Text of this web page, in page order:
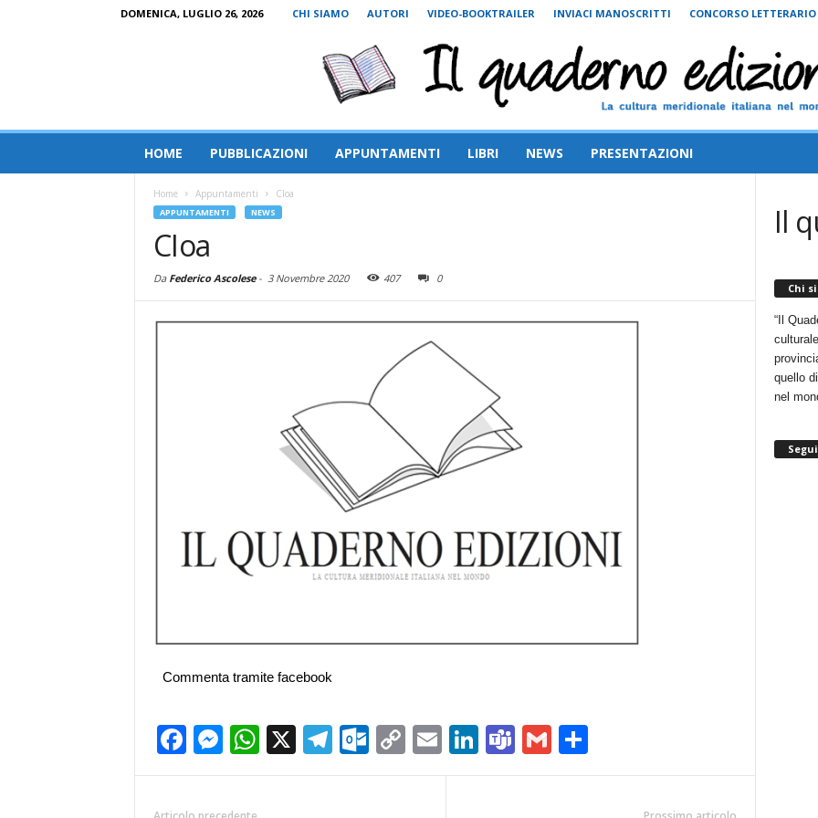
DOMENICA, LUGLIO 26, 2026 CHI SIAMO AUTORI VIDEO-BOOKTRAILER INVIACI MANOSCRITTI CONCORSO LETTERARIO
HOME PUBBLICAZIONI APPUNTAMENTI LIBRI NEWS PRESENTAZIONI
Home Appuntamenti CIoa
APPUNTAMENTI NEWS
CIoa
Da Federico Ascolese- 3 Novembre 2020 407 0
Commenta tramite facebook
Facebook
Messenger
WhatsApp
X Telegram
Outlook.com
Copy
Link
EmailLinkedIn
TeamsGmail
Il
Chi
“Il
quello
nel